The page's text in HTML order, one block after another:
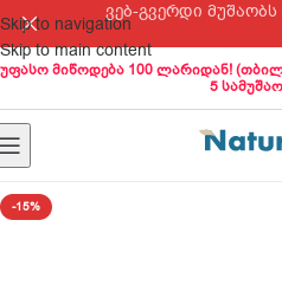
Skip to navigation
Skip to main content
ვებ-გვერდი
უფასო მიწოდება 100 ლარიდან!
5
-15%